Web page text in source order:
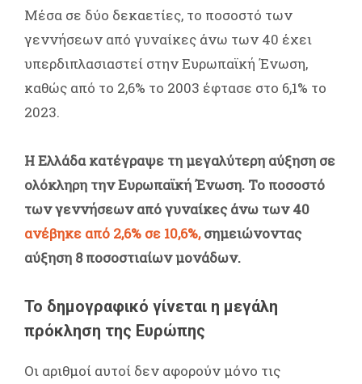
Μέσα σε δύο δεκαετίες, το ποσοστό των
γεννήσεων από γυναίκες άνω των 40 έχει
υπερδιπλασιαστεί στην Ευρωπαϊκή Ένωση,
καθώς από το 2,6% το 2003 έφτασε στο 6,1% το
2023.
Η Ελλάδα κατέγραψε τη μεγαλύτερη αύξηση σε
ολόκληρη την Ευρωπαϊκή Ένωση. Το ποσοστό
των γεννήσεων από γυναίκες άνω των 40
ανέβηκε από 2,6% σε 10,6%,σημειώνοντας
αύξηση 8 ποσοστιαίων μονάδων.
Το δημογραφικό γίνεται η μεγάλη
πρόκληση της Ευρώπης
Οι αριθμοί αυτοί δεν αφορούν μόνο τις